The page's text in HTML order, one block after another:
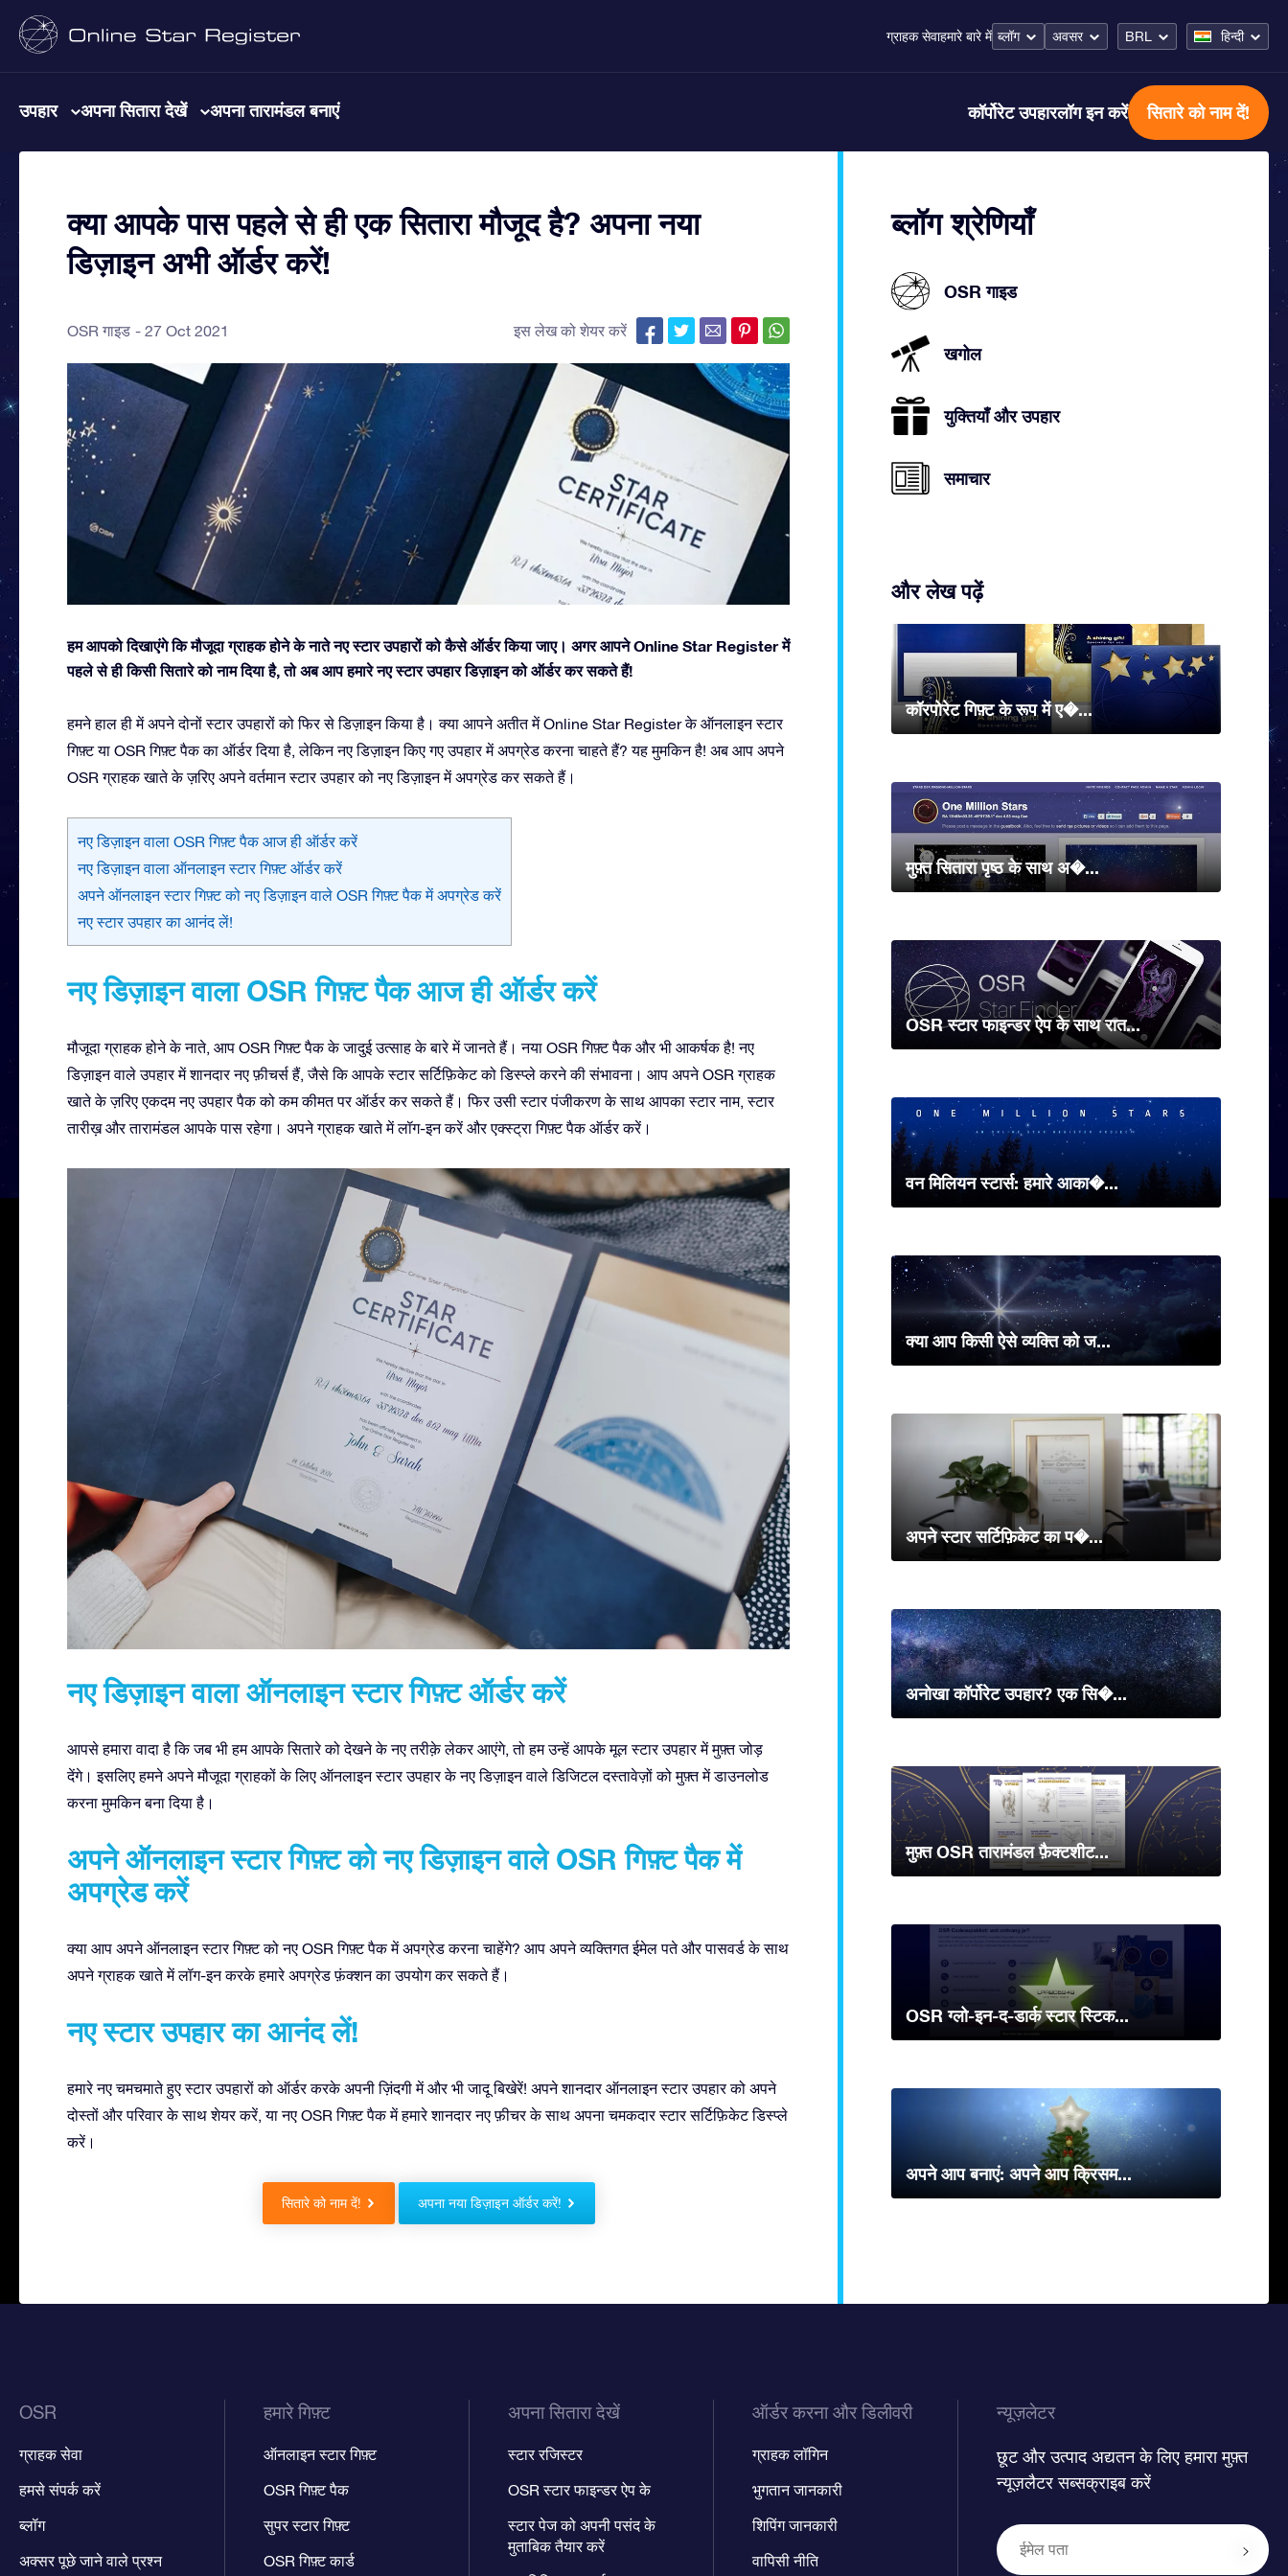
ग्राहक सेवाहमारे बारे में ब्लॉग अवसर BRL हिन्दी
उपहार अपना सितारा देखें अपना तारामंडल बनाएं कॉर्पोरेट उपहारलॉग इन करें सितारे को नाम दें!
क्या आपके पास पहले से ही एक सितारा मौजूद है? अपना नया
डिज़ाइन अभी ऑर्डर करें!
OSR गाइड 27 Oct 2021 इस लेख को शेयर करें
हम आपको दिखाएंगे कि मौजूदा ग्राहक होने के नाते नए स्टार उपहारों को कैसे ऑर्डर किया जाए। अगर आपने Online Star Register में
पहले से ही किसी सितारे को नाम दिया है, तो अब आप हमारे नए स्टार उपहार डिज़ाइन को ऑर्डर कर सकते हैं!
हमने हाल ही में अपने दोनों स्टार उपहारों को फिर से डिज़ाइन किया है। क्या आपने अतीत में Online Star Register के ऑनलाइन स्टार
गिफ़्ट या OSR गिफ़्ट पैक का ऑर्डर दिया है, लेकिन नए डिज़ाइन किए गए उपहार में अपग्रेड करना चाहते हैं? यह मुमकिन है! अब आप अपने
OSR ग्राहक खाते के ज़रिए अपने वर्तमान स्टार उपहार को नए डिज़ाइन में अपग्रेड कर सकते हैं।
नए डिज़ाइन वाला OSR गिफ़्ट पैक आज ही ऑर्डर करें
नए डिज़ाइन वाला ऑनलाइन स्टार गिफ़्ट ऑर्डर करें
अपने ऑनलाइन स्टार गिफ़्ट को नए डिज़ाइन वाले OSR गिफ़्ट पैक में अपग्रेड करें
नए स्टार उपहार का आनंद लें!
नए डिज़ाइन वाला OSR गिफ़्ट पैक आज ही ऑर्डर करें
मौजूदा ग्राहक होने के नाते, आप OSR गिफ़्ट पैक के जादुई उत्साह के बारे में जानते हैं। नया OSR गिफ़्ट पैक और भी आकर्षक है! नए
डिज़ाइन वाले उपहार में शानदार नए फ़ीचर्स हैं, जैसे कि आपके स्टार सर्टिफ़िकेट को डिस्प्ले करने की संभावना। आप अपने OSR ग्राहक
खाते के ज़रिए एकदम नए उपहार पैक को कम कीमत पर ऑर्डर कर सकते हैं। फिर उसी स्टार पंजीकरण के साथ आपका स्टार नाम, स्टार
तारीख़ और तारामंडल आपके पास रहेगा। अपने ग्राहक खाते में लॉग-इन करें और एक्स्ट्रा गिफ़्ट पैक ऑर्डर करें।
नए डिज़ाइन वाला ऑनलाइन स्टार गिफ़्ट ऑर्डर करें
आपसे हमारा वादा है कि जब भी हम आपके सितारे को देखने के नए तरीक़े लेकर आएंगे, तो हम उन्हें आपके मूल स्टार उपहार में मुफ़्त जोड़
देंगे। इसलिए हमने अपने मौजूदा ग्राहकों के लिए ऑनलाइन स्टार उपहार के नए डिज़ाइन वाले डिजिटल दस्तावेज़ों को मुफ़्त में डाउनलोड
करना मुमकिन बना दिया है।
अपने ऑनलाइन स्टार गिफ़्ट को नए डिज़ाइन वाले OSR गिफ़्ट पैक में
अपग्रेड करें
क्या आप अपने ऑनलाइन स्टार गिफ़्ट को नए OSR गिफ़्ट पैक में अपग्रेड करना चाहेंगे? आप अपने व्यक्तिगत ईमेल पते और पासवर्ड के साथ
अपने ग्राहक खाते में लॉग-इन करके हमारे अपग्रेड फ़ंक्शन का उपयोग कर सकते हैं।
नए स्टार उपहार का आनंद लें!
हमारे नए चमचमाते हुए स्टार उपहारों को ऑर्डर करके अपनी ज़िंदगी में और भी जादू बिखेरें! अपने शानदार ऑनलाइन स्टार उपहार को अपने
दोस्तों और परिवार के साथ शेयर करें, या नए OSR गिफ़्ट पैक में हमारे शानदार नए फ़ीचर के साथ अपना चमकदार स्टार सर्टिफ़िकेट डिस्प्ले
करें।
सितारे को नाम दें! अपना नया डिज़ाइन ऑर्डर करें!
ब्लॉग श्रेणियाँ
OSR गाइड
खगोल
युक्तियाँ और उपहार
समाचार
और लेख पढ़ें
कॉरपोरेट गिफ़्ट के रूप में ए�...
मुफ़्त सितारा पृष्ठ के साथ अ�...
OSR स्टार फाइन्डर ऐप के साथ रात...
वन मिलियन स्टार्स: हमारे आका�...
क्या आप किसी ऐसे व्यक्ति को ज...
अपने स्टार सर्टिफ़िकेट का प�...
अनोखा कॉर्पोरेट उपहार? एक सि�...
मुफ़्त OSR तारामंडल फ़ैक्टशीट...
OSR ग्लो-इन-द-डार्क स्टार स्टिक...
अपने आप बनाएं: अपने आप क्रिसम...
OSR
ग्राहक सेवा
हमसे संपर्क करें
ब्लॉग
अक्सर पूछे जाने वाले प्रश्न
हमारे गिफ़्ट
ऑनलाइन स्टार गिफ़्ट
OSR गिफ़्ट पैक
सुपर स्टार गिफ़्ट
OSR गिफ़्ट कार्ड
अपना सितारा देखें
स्टार रजिस्टर
OSR स्टार फाइन्डर ऐप के
स्टार पेज को अपनी पसंद के
मुताबिक तैयार करें
ऑर्डर करना और डिलीवरी
ग्राहक लॉगिन
भुगतान जानकारी
शिपिंग जानकारी
वापिसी नीति
न्यूज़लेटर
छूट और उत्पाद अद्यतन के लिए हमारा मुफ़्त
न्यूज़लैटर सब्सक्राइब करें